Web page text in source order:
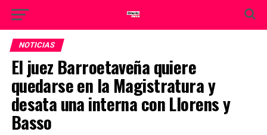
NOTICIAS
El juez Barroetaveña quiere
quedarse en la Magistratura y
desata una interna con Llorens y
Basso